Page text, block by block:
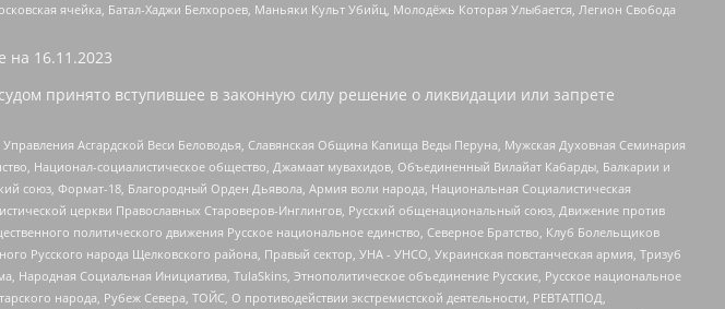
ячейка, Батал-Хаджи Белхороев, Маньяки Культ Убийц, Молодёжь Которая Улыбается, Легион Свобода
на 16.11.2023
принято вступившее в законную силу решение о ликвидации или запрете
Асгардской Веси Беловодья, Славянская Община Капища Веды Перуна, Мужская Духовная Семинария
Национал-социалистическое общество, Джамаат мувахидов, Объединенный Вилайат Кабарды, Балкарии и
союз, Формат-18, Благородный Орден Дьявола, Армия воли народа, Национальная Социалистическая
церкви Православных Староверов-Инглингов, Русский общенациональный союз, Движение против
политического движения Русское национальное единство, Северное Братство, Клуб Болельщиков
Русского народа Щелковского района, Правый сектор, УНА - УНСО, Украинская повстанческая армия, Тризуб
Народная Социальная Инициатива, TulaSkins, Этнополитическое объединение Русские, Русское национальное
народа, Рубеж Севера, ТОЙС, О противодействии экстремистской деятельности, РЕВТАТПОД,